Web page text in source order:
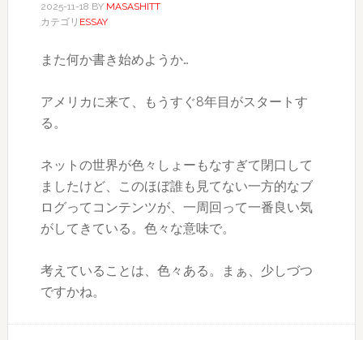
2025-11-18 BY MASASHITT
カテゴリ ESSAY
また何か書き始めようか…
アメリカに来て、もうすぐ8年目がスタートす
る。
ネットの世界が色々しょーもなすぎて閉口して
ましたけど、このほぼ誰も見てない一方的なブ
ログってコンテンツが、一周回って一番良い気
がしてきている。色々な意味で。
考えていることは、色々ある。まぁ、少しづつ
ですかね。